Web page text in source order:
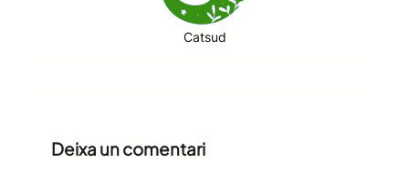
Catsud
Deixa un comentari